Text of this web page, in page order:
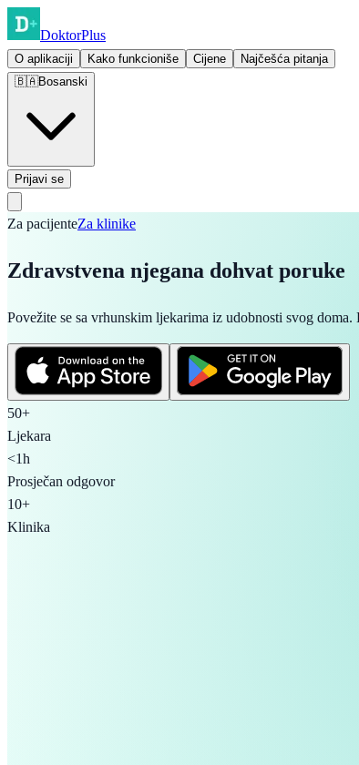
DoktorPlus
O aplikaciji Kako funkcioniše Cijene
Najčešća pitanja
🇧🇦Bosanski
Prijavi se
Za pacijenteZa klinike
Zdravstvena njegana dohvat poruke
Povežite se sa vrhunskim ljekarima iz udobnosti svog
50+
Ljekara
<1h
Prosječan odgovor
10+
Klinika